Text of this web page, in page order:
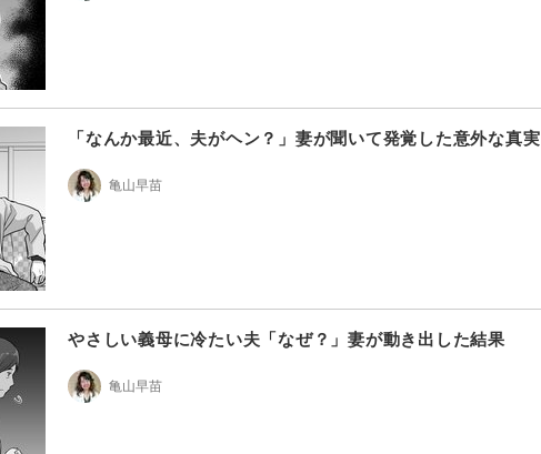
「なんか最近、夫がヘン？」妻が聞いて発覚した意外な真実
亀山早苗
やさしい義母に冷たい夫「なぜ？」妻が動き出した結果
亀山早苗